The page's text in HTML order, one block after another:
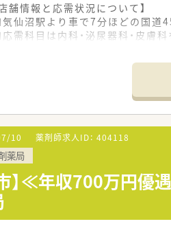
店舗情報と応需状況について】
仙沼駅より車で7分ほどの国道
需科目は内科・泌尿器科・皮膚
創業25年以上の歴史を持ち、東
調剤事業に加えて介護事業も運
新機器の導入を積極的に進め、
んな方が活躍中】
域に密着して患者様との繋がり
を据えて長く働きたいと考えて
ち着いた雰囲気の中で、じっく
10 薬剤師求人ID： 404118
薬局
】≪年収700万円優